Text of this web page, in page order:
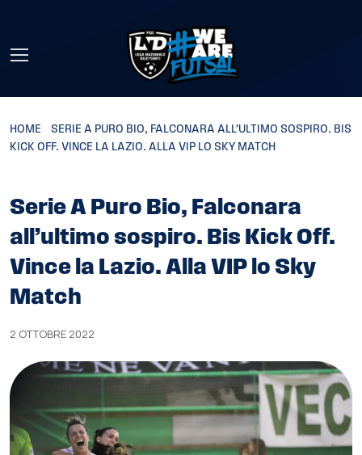
HOME
SERIE A PURO BIO, FALCONARA ALL’ULTIMO SOSPIRO. BIS
KICK OFF. VINCE LA LAZIO. ALLA VIP LO SKY MATCH
Serie A Puro Bio, Falconara
all’ultimo sospiro. Bis Kick Off.
Vince la Lazio. Alla VIP lo Sky
Match
2 OTTOBRE 2022